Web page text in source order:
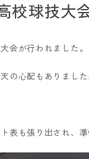
校球技大
会が行われました。
の心配もありまし
表も張り出され、